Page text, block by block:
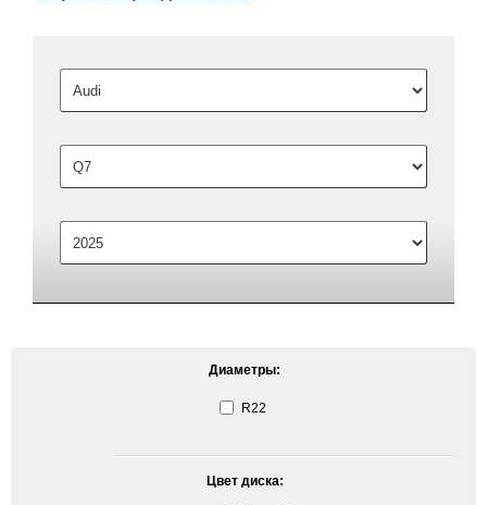
Диаметры:
R22
Цвет диска: